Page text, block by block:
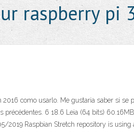
raspberry pi
2016 como usarlo. Me gustaria saber si
précédentes. 6 18.6 Leia (64 bits)
2019 Raspbian Stretch repository is